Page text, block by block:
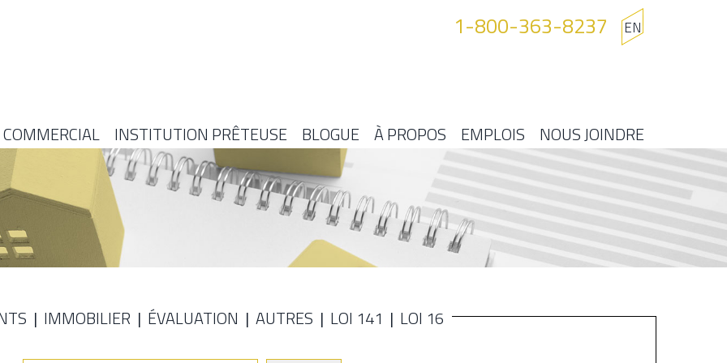
EN
1-800-363-8237
COMMERCIAL INSTITUTION PRÊTEUSE BLOGUE À PROPOS EMPLOIS NOUS JOINDRE
IMMOBILIER ÉVALUATION AUTRES LOI 141 LOI 16